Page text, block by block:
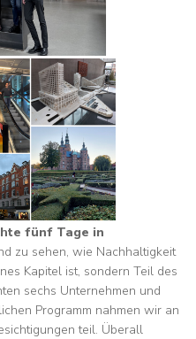
fünf Tage in
zu sehen, wie Nachhaltigkeit
Kapitel ist, sondern Teil des
sechs Unternehmen und
Programm nahmen wir an
teil. Überall